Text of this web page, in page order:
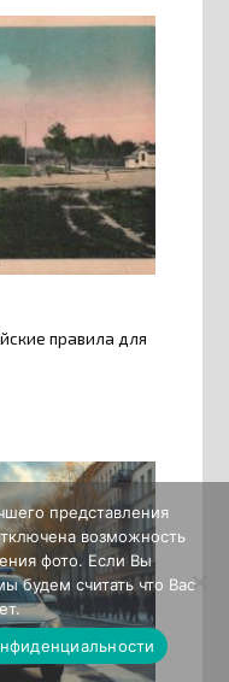
правила для
представления
возможность
фото. Если Вы
будем считать что Вас